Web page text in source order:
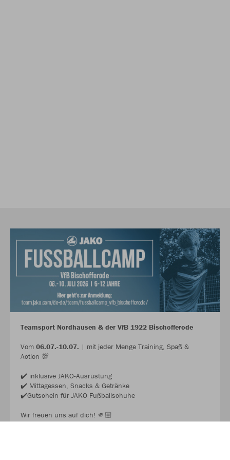
Teamsport Nordhausen & der VfB 1922 Bischofferode
Vom 06.07.-10.07. | mit jeder Menge Training, Spaß &
Action 💯
✔️ inklusive JAKO-Ausrüstung
✔️ Mittagessen, Snacks & Getränke
✔️Gutschein für JAKO Fußballschuhe
Wir freuen uns auf dich! 🫵🏼